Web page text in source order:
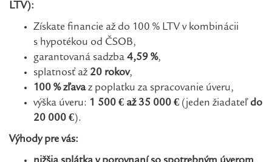
LTV):
Získate financie až do 100 % LTV v kombinácii
s hypotékou od ČSOB,
garantovaná sadzba 4,59 %,
splatnosť až 20 rokov,
100 % zľavaz poplatku za spracovanie úveru,
výška úveru: 1 500 € až 35 000 € (jeden žiadateľ do
20 000 €).
Výhody pre vás: